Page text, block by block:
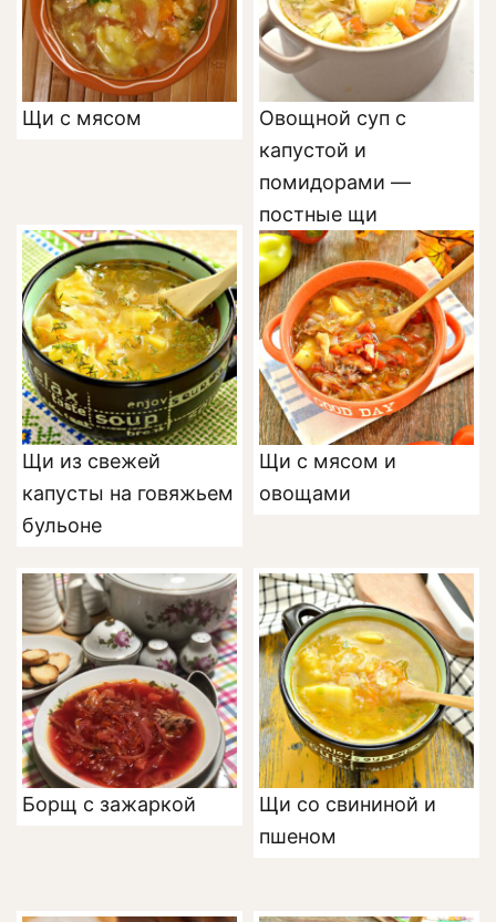
Щи с мясом
Овощной суп с
капустой и
помидорами —
постные щи
Щи из свежей
капусты на говяжьем
бульоне
Щи с мясом и
овощами
Борщ с зажаркой
Щи со свининой и
пшеном